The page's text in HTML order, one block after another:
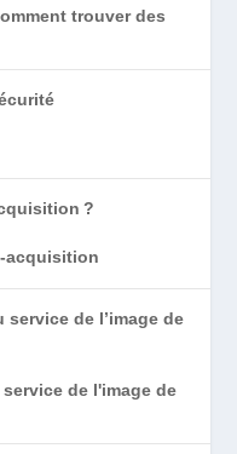
?
de l’image de